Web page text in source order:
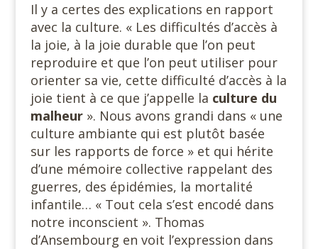
Il y a certes des explications en rapport
avec la culture. « Les difficultés d’accès à
la joie, à la joie durable que l’on peut
reproduire et que l’on peut utiliser pour
orienter sa vie, cette difficulté d’accès à la
joie tient à ce que j’appelle la culture du
malheur ». Nous avons grandi dans « une
culture ambiante qui est plutôt basée
sur les rapports de force » et qui hérite
d’une mémoire collective rappelant des
guerres, des épidémies, la mortalité
infantile… « Tout cela s’est encodé dans
notre inconscient ». Thomas
d’Ansembourg en voit l’expression dans